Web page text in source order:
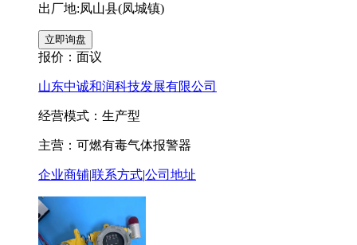
出厂地:凤山县(凤城镇)
报价： 面议
山东中诚和润科技发展有限公司
经营模式：生产型
主营：可燃有毒气体报警器
企业商铺|联系方式|公司地址